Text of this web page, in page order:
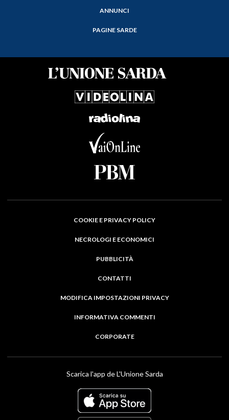
ANNUNCI
PAGINE SARDE
COOKIE E PRIVACY POLICY
NECROLOGI E ECONOMICI
PUBBLICITÀ
CONTATTI
MODIFICA IMPOSTAZIONI PRIVACY
INFORMATIVA COMMENTI
CORPORATE
Scarica l'app de L'Unione Sarda